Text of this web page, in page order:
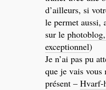
d’ailleurs, si
le permet aussi,
sur le
exceptionnel)
Je n’ai pas pu
que je vais vous
présent – Hvarf-